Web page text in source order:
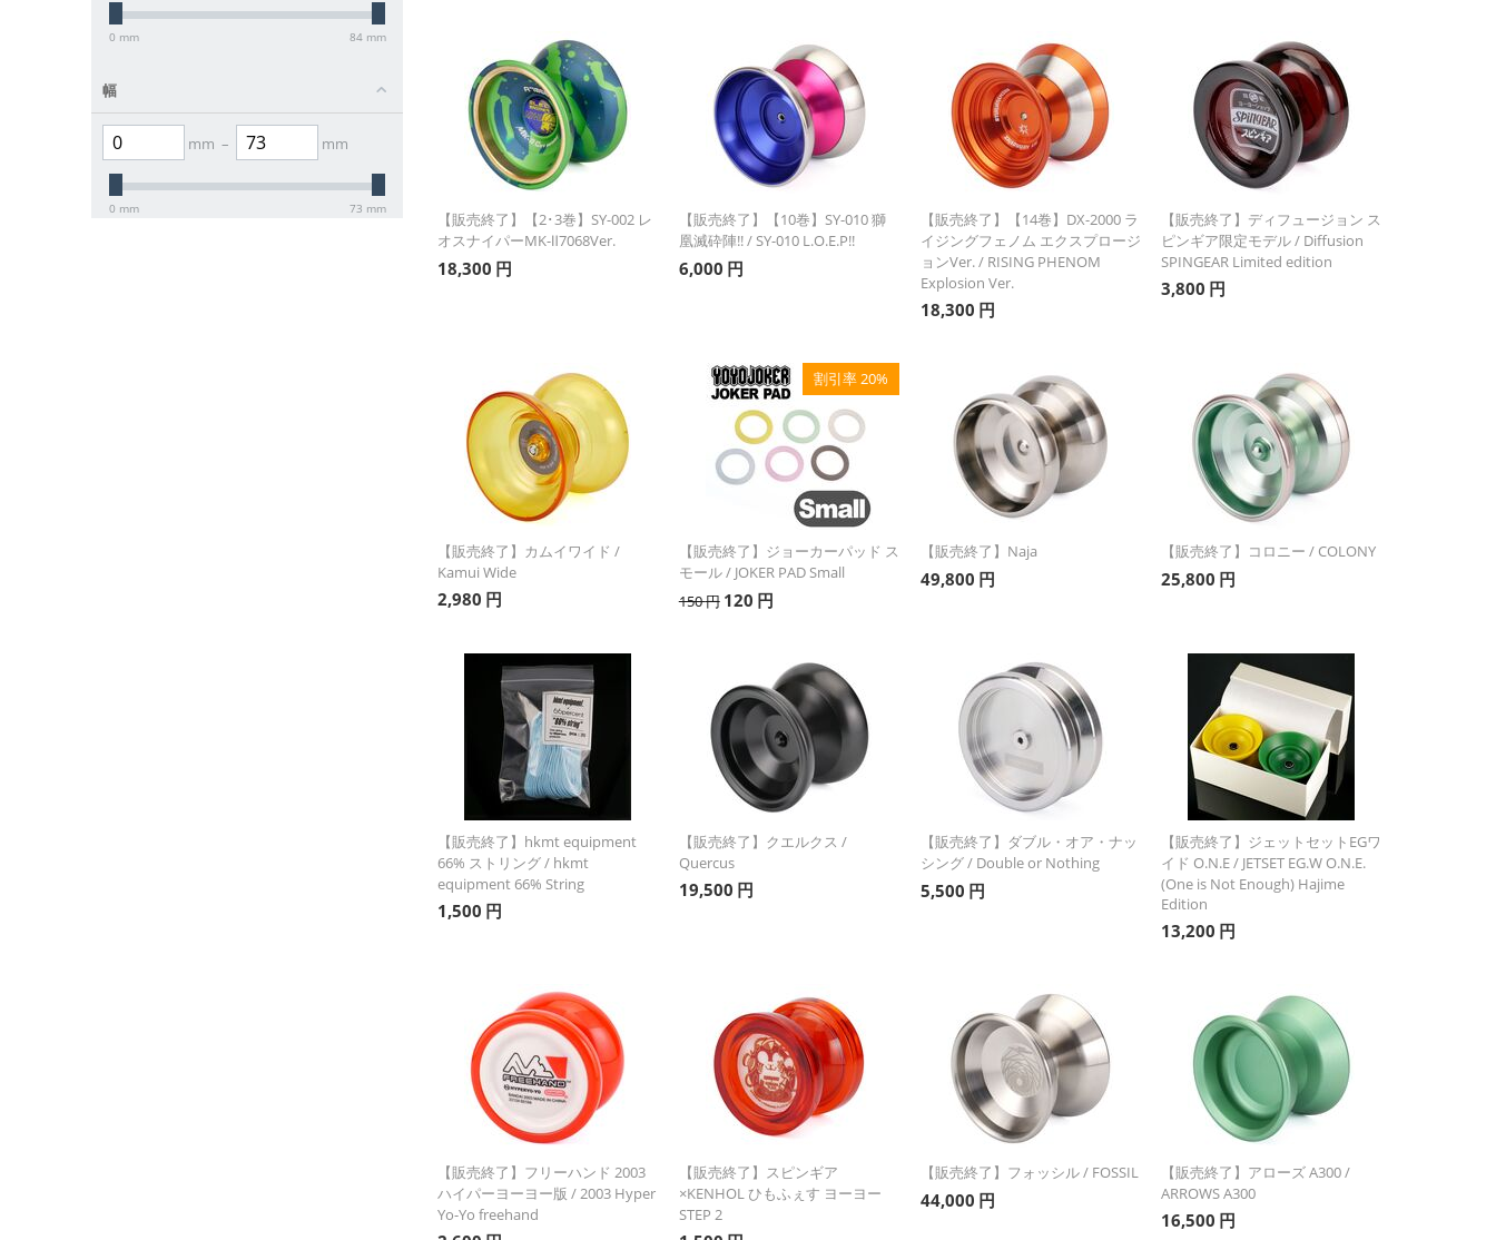
0 mm 84 mm
幅
mm – mm
0 mm 73 mm
【販売終了】【2･3巻】SY-002 レ
オスナイパーMK-Ⅱ7068Ver.
18,300 円
【販売終了】【10巻】SY-010 獅
凰滅砕陣!! / SY-010 L.O.E.P!!
6,000 円
【販売終了】【14巻】DX-2000 ラ
イジングフェノム エクスプロージ
ョンVer. / RISING PHENOM
Explosion Ver.
18,300 円
【販売終了】ディフュージョン ス
ピンギア限定モデル / Diffusion
SPINGEAR Limited edition
3,800 円
【販売終了】カムイワイド /
Kamui Wide
2,980 円
割引率 20%
【販売終了】ジョーカーパッド ス
モール / JOKER PAD Small
150円 120 円
【販売終了】Naja
49,800 円
【販売終了】コロニー / COLONY
25,800 円
【販売終了】hkmt equipment
66% ストリング / hkmt
equipment 66% String
1,500 円
【販売終了】クエルクス /
Quercus
19,500 円
【販売終了】ダブル・オア・ナッ
シング / Double or Nothing
5,500 円
【販売終了】ジェットセットEGワ
イド O.N.E / JETSET EG.W O.N.E.
(One is Not Enough) Hajime
Edition
13,200 円
【販売終了】フリーハンド 2003
ハイパーヨーヨー版 / 2003 Hyper
Yo-Yo freehand
【販売終了】スピンギア
×KENHOL ひもふぇす ヨーヨー
STEP 2
【販売終了】フォッシル / FOSSIL
44,000 円
【販売終了】アローズ A300 /
ARROWS A300
16,500 円